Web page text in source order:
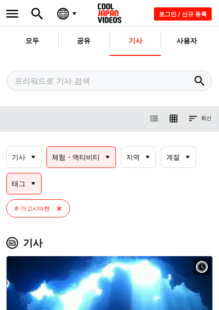
로그인 / 신규 등록
모두 공유 기사 사용자
최신
기사 체험・액티비티 지역 계절
태그
가고시마현
기사